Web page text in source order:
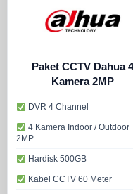
Paket CCTV Dahua 4
Kamera 2MP
DVR 4 Channel
4 Kamera Indoor / Outdoor
2MP
Hardisk 500GB
Kabel CCTV 60 Meter